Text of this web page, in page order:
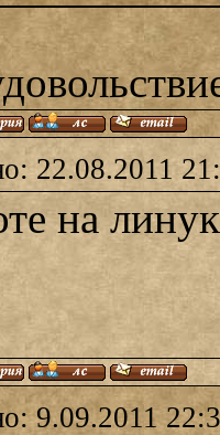
22.08.2011
на
9.09.2011